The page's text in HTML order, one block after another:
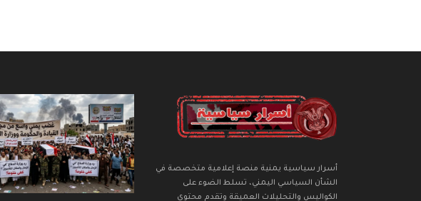
أسرار سياسية يمنية منصة إعلامية متخصصة في
الشأن السياسي اليمني، تسلط الضوء على
الكواليس والتحليلات العميقة وتقدم محتوى